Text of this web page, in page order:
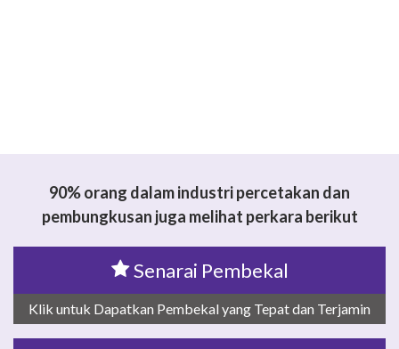
90% orang dalam industri percetakan dan
pembungkusan juga melihat perkara berikut
Senarai Pembekal
Klik untuk Dapatkan Pembekal yang Tepat dan Terjamin